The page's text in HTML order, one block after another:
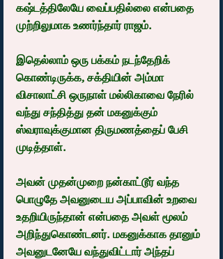
கஷ்டத்திலேயே வைப்பதில்லை என்பதை
முற்றிலுமாக உணர்ந்தார் ராஜம்.
இதெல்லாம் ஒரு பக்கம் நடந்தேறிக்
கொண்டிருக்க, சக்தியின் அம்மா
விசாலாட்சி ஒருநாள் மல்லிகாவை நேரில்
வந்து சந்தித்து தன் மகனுக்கும்
ஸ்வராவுக்குமான திருமணத்தைப் பேசி
முடித்தாள்.
அவன் முதன்முறை நன்காட்டூர் வந்த
பொழுதே அவனுடைய அப்பாவின் உறவை
உதறியிருந்தான் என்பதை அவள் மூலம்
அறிந்துகொண்டனர். மகனுக்காக தானும்
அவனுடனேயே வந்துவிட்டார் அந்தப்